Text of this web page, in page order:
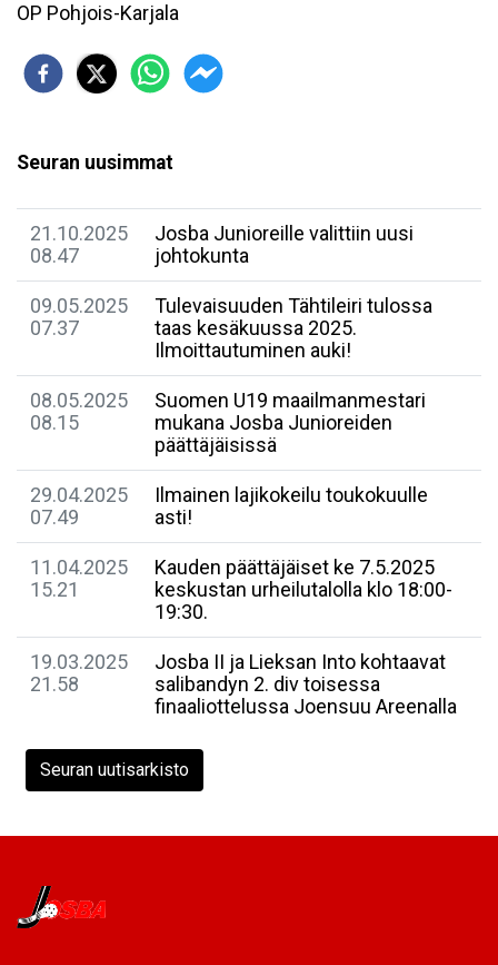
OP Pohjois-Karjala
Seuran uusimmat
21.10.2025
08.47
Josba Junioreille valittiin uusi
johtokunta
09.05.2025
07.37
Tulevaisuuden Tähtileiri tulossa
taas kesäkuussa 2025.
Ilmoittautuminen auki!
08.05.2025
08.15
Suomen U19 maailmanmestari
mukana Josba Junioreiden
päättäjäisissä
29.04.2025
07.49
Ilmainen lajikokeilu toukokuulle
asti!
11.04.2025
15.21
Kauden päättäjäiset ke 7.5.2025
keskustan urheilutalolla klo 18:00-
19:30.
19.03.2025
21.58
Josba II ja Lieksan Into kohtaavat
salibandyn 2. div toisessa
finaaliottelussa Joensuu Areenalla
Seuran uutisarkisto